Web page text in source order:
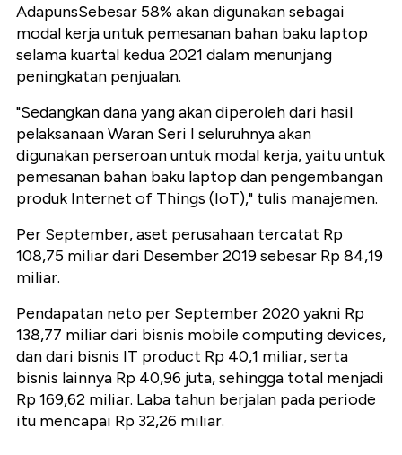
AdapunsSebesar 58% akan digunakan sebagai
modal kerja untuk pemesanan bahan baku laptop
selama kuartal kedua 2021 dalam menunjang
peningkatan penjualan.
"Sedangkan dana yang akan diperoleh dari hasil
pelaksanaan Waran Seri I seluruhnya akan
digunakan perseroan untuk modal kerja, yaitu untuk
pemesanan bahan baku laptop dan pengembangan
produk Internet of Things (IoT)," tulis manajemen.
Per September, aset perusahaan tercatat Rp
108,75 miliar dari Desember 2019 sebesar Rp 84,19
miliar.
Pendapatan neto per September 2020 yakni Rp
138,77 miliar dari bisnis mobile computing devices,
dan dari bisnis IT product Rp 40,1 miliar, serta
bisnis lainnya Rp 40,96 juta, sehingga total menjadi
Rp 169,62 miliar. Laba tahun berjalan pada periode
itu mencapai Rp 32,26 miliar.